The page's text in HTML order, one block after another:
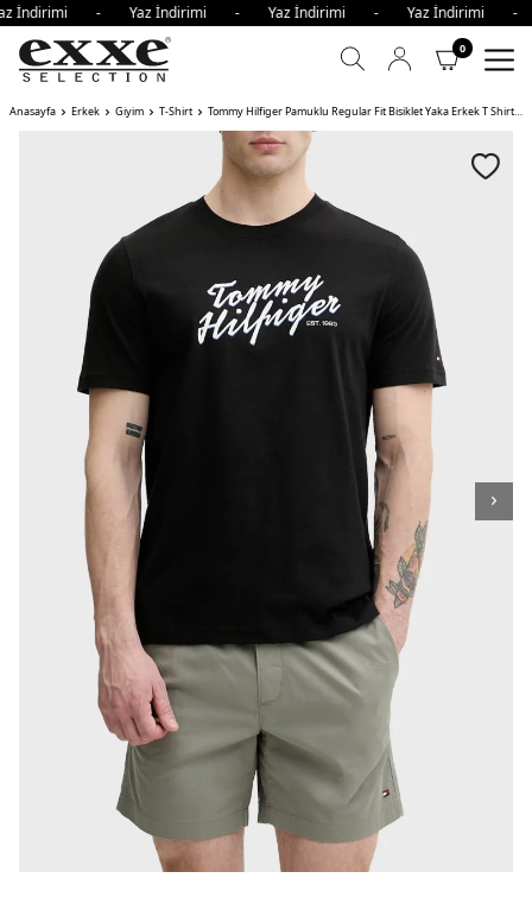
İndirimi - Yaz İndirimi - Yaz İndirimi - Yaz
0
Anasayfa Erkek Giyim T-Shirt Tommy Hilfiger Pamuklu Regular Fit Bisiklet Yaka Erkek T Shirt BDS